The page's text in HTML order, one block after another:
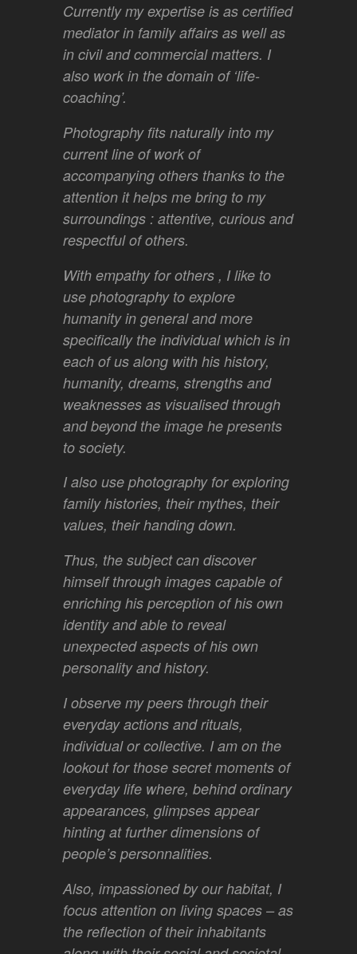
Currently my expertise is as certified
mediator in family affairs as well as
in civil and commercial matters. I
also work in the domain of ‘life-
coaching’.
Photography fits naturally into my
current line of work of
accompanying others thanks to the
attention it helps me bring to my
surroundings : attentive, curious and
respectful of others.
With empathy for others , I like to
use photography to explore
humanity in general and more
specifically the individual which is in
each of us along with his history,
humanity, dreams, strengths and
weaknesses as visualised through
and beyond the image he presents
to society.
I also use photography for exploring
family histories, their mythes, their
values, their handing down.
Thus, the subject can discover
himself through images capable of
enriching his perception of his own
identity and able to reveal
unexpected aspects of his own
personality and history.
I observe my peers through their
everyday actions and rituals,
individual or collective. I am on the
lookout for those secret moments of
everyday life where, behind ordinary
appearances, glimpses appear
hinting at further dimensions of
people’s personnalities.
Also, impassioned by our habitat, I
focus attention on living spaces – as
the reflection of their inhabitants